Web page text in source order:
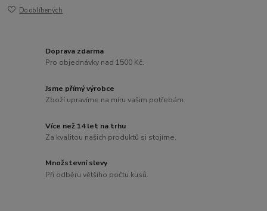
Do oblíbených
Doprava zdarma
Pro objednávky nad 1500 Kč.
Jsme přímý výrobce
Zboží upravíme na míru vašim potřebám.
Více než 14 let na trhu
Za kvalitou našich produktů si stojíme.
Množstevní slevy
Při odběru většího počtu kusů.